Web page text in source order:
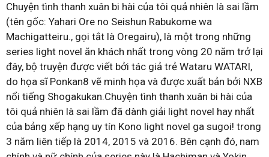
Chuyện tình thanh xuân bi hài của tôi quả nhiên là sai lầm
(tên gốc: Yahari Ore no Seishun Rabukome wa
Machigatteiru., gọi tắt là Oregairu), là một trong những
series light novel ăn khách nhất trong vòng 20 năm trở lại
đây, bộ truyện được viết bởi tác giả trẻ Wataru WATARI,
do họa sĩ Ponkan8 vẽ minh họa và được xuất bản bởi NXB
nổi tiếng Shogakukan.Chuyện tình thanh xuân bi hài của
tôi quả nhiên là sai lầm đã dành giải light novel hay nhất
của bảng xếp hạng uy tín Kono light novel ga sugoi! trong
3 năm liên tiếp là 2014, 2015 và 2016. Bên cạnh đó, nam